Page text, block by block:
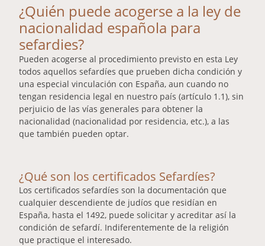
¿Quién puede acogerse a la ley de
nacionalidad española para
sefardies?
Pueden acogerse al procedimiento previsto en esta Ley
todos aquellos sefardíes que prueben dicha condición y
una especial vinculación con España, aun cuando no
tengan residencia legal en nuestro país (artículo 1.1), sin
perjuicio de las vías generales para obtener la
nacionalidad (nacionalidad por residencia, etc.), a las
que también pueden optar.
¿Qué son los certificados Sefardíes?
Los certificados sefardíes son la documentación que
cualquier descendiente de judíos que residían en
España, hasta el 1492, puede solicitar y acreditar así la
condición de sefardí. Indiferentemente de la religión
que practique el interesado.